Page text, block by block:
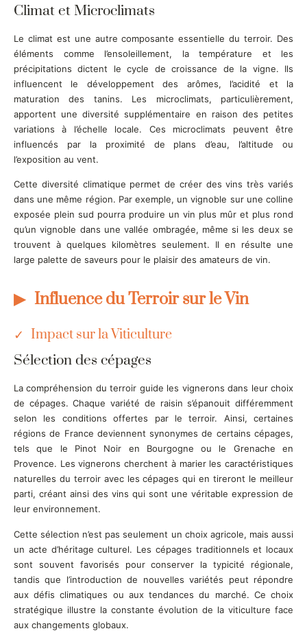
Climat et Microclimats
Le climat est une autre composante essentielle du terroir. Des
éléments comme l’ensoleillement, la température et les
précipitations dictent le cycle de croissance de la vigne. Ils
influencent le développement des arômes, l’acidité et la
maturation des tanins. Les microclimats, particulièrement,
apportent une diversité supplémentaire en raison des petites
variations à l’échelle locale. Ces microclimats peuvent être
influencés par la proximité de plans d’eau, l’altitude ou
l’exposition au vent.
Cette diversité climatique permet de créer des vins très variés
dans une même région. Par exemple, un vignoble sur une colline
exposée plein sud pourra produire un vin plus mûr et plus rond
qu’un vignoble dans une vallée ombragée, même si les deux se
trouvent à quelques kilomètres seulement. Il en résulte une
large palette de saveurs pour le plaisir des amateurs de vin.
Influence du Terroir sur le Vin
Impact sur la Viticulture
Sélection des cépages
La compréhension du terroir guide les vignerons dans leur choix
de cépages. Chaque variété de raisin s’épanouit différemment
selon les conditions offertes par le terroir. Ainsi, certaines
régions de France deviennent synonymes de certains cépages,
tels que le Pinot Noir en Bourgogne ou le Grenache en
Provence. Les vignerons cherchent à marier les caractéristiques
naturelles du terroir avec les cépages qui en tireront le meilleur
parti, créant ainsi des vins qui sont une véritable expression de
leur environnement.
Cette sélection n’est pas seulement un choix agricole, mais aussi
un acte d’héritage culturel. Les cépages traditionnels et locaux
sont souvent favorisés pour conserver la typicité régionale,
tandis que l’introduction de nouvelles variétés peut répondre
aux défis climatiques ou aux tendances du marché. Ce choix
stratégique illustre la constante évolution de la viticulture face
aux changements globaux.